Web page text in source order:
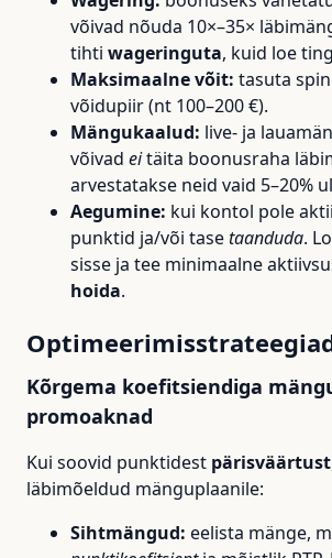
võivad nõuda 10×–35×
tihti wageringuta, kuid loe
Maksimaalne võit: tasuta
võidupiir (nt 100–200 €).
Mängukaalud: live- ja
võivad eitäita boonusraha
arvestatakse neid vaid 5–20%
Aegumine: kui kontol pole
punktid ja/või tasetaanduda.
sisse ja tee minimaalne
hoida.
Kõrgema koefitsiendiga
promoaknad
Kui soovid punktidest pärisväärtust
läbimõeldud mänguplaanile:
Sihtmängud: eelista mänge,